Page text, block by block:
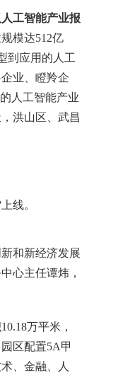
人工智能产业报
模达512亿
到应用的人工
业、瞪羚企
人工智能产业
洪山区、武昌
上线。
和新经济发展
心主任谭炜，
万平米，
区配置5A甲
、金融、人